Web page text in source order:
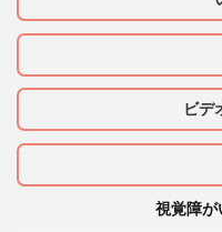
ビデ
視覚障が